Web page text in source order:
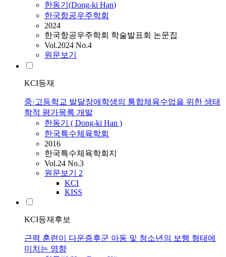
한동기 (Dong-ki Han)
한국항공우주학회
2024
한국항공우주학회 학술발표회 논문집
Vol.2024 No.4
원문보기
KCI등재
중·고등학교 발달장애학생의 통합체육수업을 위한 생태
학적 평가목록 개발
한동기
( Dong-ki Han )
한국특수체육학회
2016
한국특수체육학회지
Vol.24 No.3
원문보기 2
KCI
KISS
KCI등재후보
근력 훈련이 다운증후군 아동 및 청소년의 보행 형태에
미치는 영향